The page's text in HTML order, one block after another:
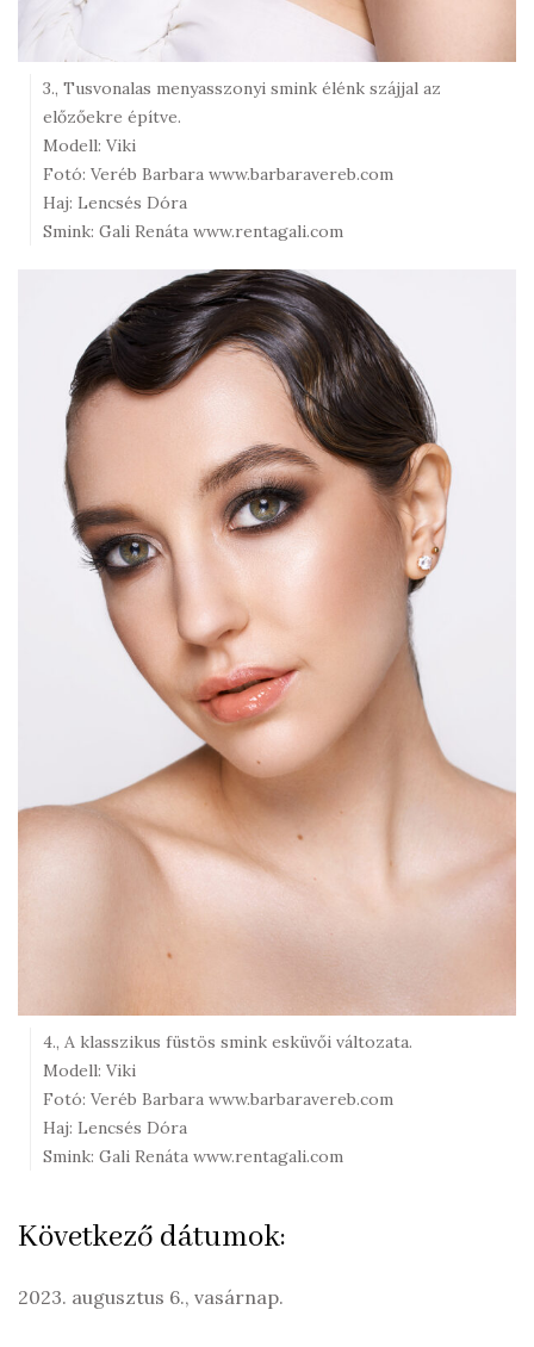
3., Tusvonalas menyasszonyi smink élénk szájjal az
előzőekre építve.
Modell: Viki
Fotó: Veréb Barbara www.barbaravereb.com
Haj: Lencsés Dóra
Smink: Gali Renáta www.rentagali.com
4., A klasszikus füstös smink esküvői változata.
Modell: Viki
Fotó: Veréb Barbara www.barbaravereb.com
Haj: Lencsés Dóra
Smink: Gali Renáta www.rentagali.com
Következő dátumok:
2023. augusztus 6., vasárnap.